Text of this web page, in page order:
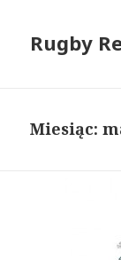
Rugby
Miesiąc: